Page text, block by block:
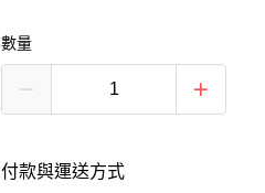
數量
付款與運送方式